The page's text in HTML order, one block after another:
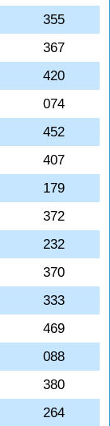
355
367
420
074
452
407
179
372
232
370
333
469
088
380
264